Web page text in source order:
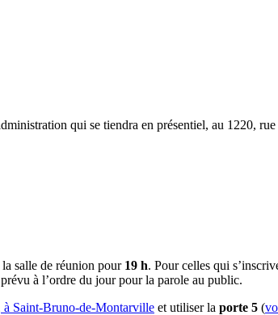
qui se tiendra en présentiel, au 1220,
salle de réunion pour 19 h. Pour celles qui
à l’ordre du jour pour la parole au public.
Saint-Bruno-de-Montarville et utiliser la porte 5 (